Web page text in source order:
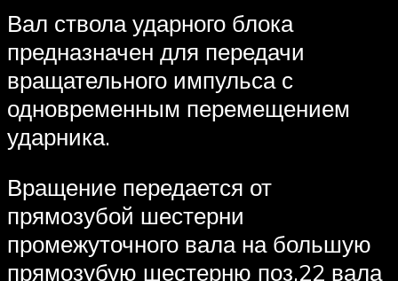
Вал ствола ударного блока
предназначен для передачи
вращательного импульса с
одновременным перемещением
ударника.
Вращение передается от
прямозубой шестерни
промежуточного вала на большую
прямозубую шестерню поз.22 вала